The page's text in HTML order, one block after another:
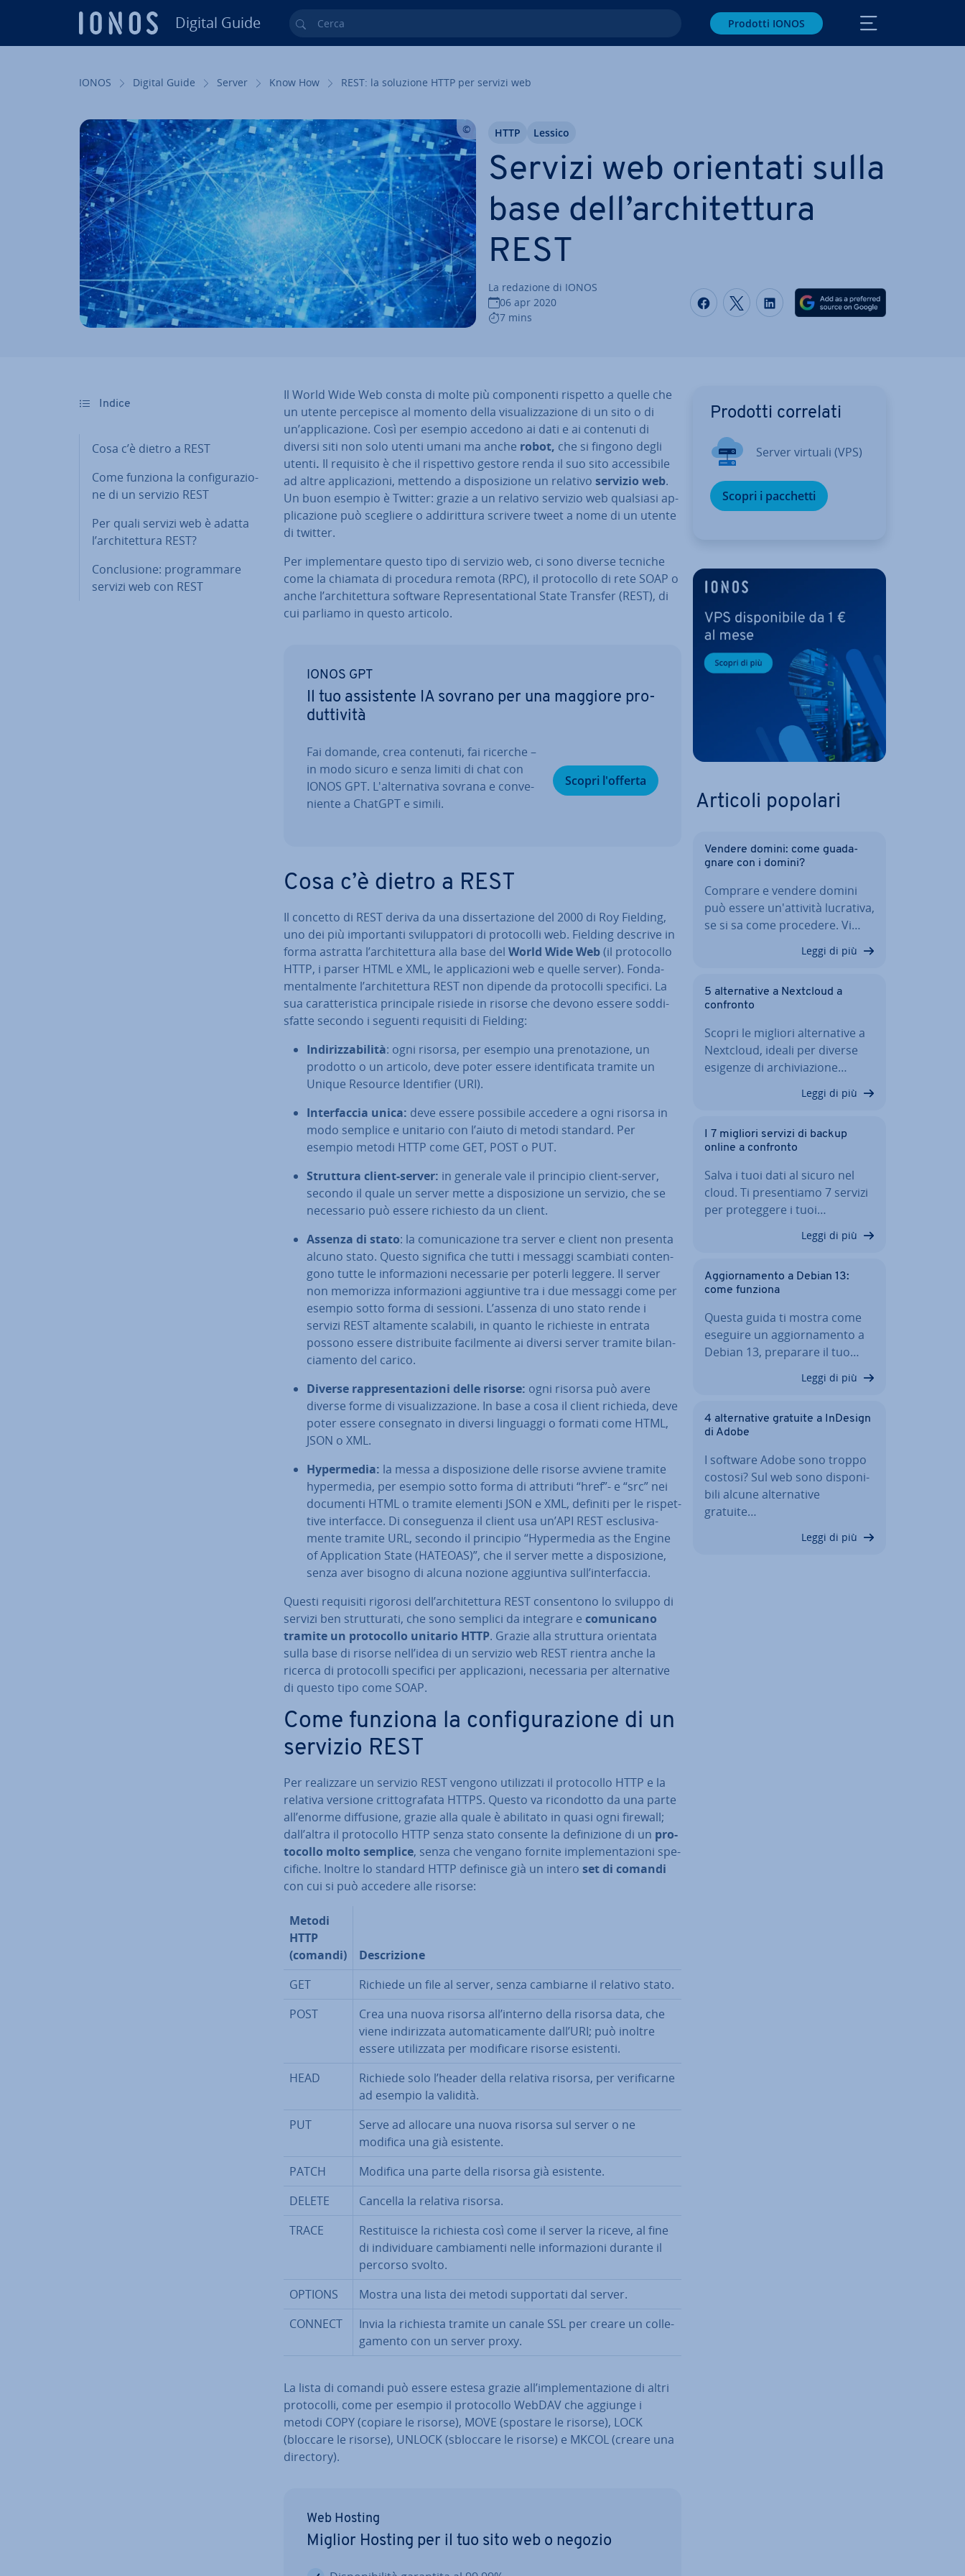
Digital Guide Cerca Prodotti IONOS
IONOS Digital Guide Server Know How REST: la soluzione HTTP per servizi web
Servizi web orientati sulla
base dell’ar­chi­tet­tu­ra
REST
La redazione di IONOS
06 apr 2020
7 mins
Condividi via Facebook
Condividi via Twitter
Condividi via LinkedIN
HTTP Lessico
Indice
Cosa c’è dietro a REST
Come funziona la con­fi­gu­ra­zio­
ne di un servizio REST
Per quali servizi web è adatta
l’ar­chi­tet­tu­ra REST?
Con­clu­sio­ne: pro­gram­ma­re
servizi web con REST
Il World Wide Web consta di molte più com­po­nen­ti rispetto a quelle che
un utente per­ce­pi­sce al momento della vi­sua­liz­za­zio­ne di un sito o di
un’ap­pli­ca­zio­ne. Così per esempio accedono ai dati e ai contenuti di
diversi siti non solo utenti umani ma anche robot, che si fingono degli
utenti. Il requisito è che il ri­spet­ti­vo gestore renda il suo sito ac­ces­si­bi­le
ad altre ap­pli­ca­zio­ni, mettendo a di­spo­si­zio­ne un relativo servizio web.
Un buon esempio è Twitter: grazie a un relativo servizio web qualsiasi ap­
pli­ca­zio­ne può scegliere o ad­di­rit­tu­ra scrivere tweet a nome di un utente
di twitter.
Per im­ple­men­ta­re questo tipo di servizio web, ci sono diverse tecniche
come la chiamata di procedura remota (RPC), il pro­to­col­lo di rete SOAP o
anche l’ar­chi­tet­tu­ra software Re­pre­sen­ta­tio­nal State Transfer (REST), di
cui parliamo in questo articolo.
IONOS GPT
Il tuo as­si­sten­te IA sovrano per una maggiore pro­
dut­ti­vi­tà
Fai domande, crea contenuti, fai ricerche –
in modo sicuro e senza limiti di chat con
IONOS GPT. L'al­ter­na­ti­va sovrana e con­ve­
nien­te a ChatGPT e simili.
Scopri l'offerta
Cosa c’è dietro a REST
Il concetto di REST deriva da una dis­ser­ta­zio­ne del 2000 di Roy Fielding,
uno dei più im­por­tan­ti svi­lup­pa­to­ri di pro­to­col­li web. Fielding descrive in
forma astratta l’ar­chi­tet­tu­ra alla base del World Wide Web(il pro­to­col­lo
HTTP, i parser HTML e XML, le ap­pli­ca­zio­ni web e quelle server). Fon­da­
men­tal­men­te l’ar­chi­tet­tu­ra REST non dipende da pro­to­col­li specifici. La
sua ca­rat­te­ri­sti­ca prin­ci­pa­le risiede in risorse che devono essere sod­di­
sfat­te secondo i seguenti requisiti di Fielding:
In­di­riz­za­bi­li­tà: ogni risorsa, per esempio una pre­no­ta­zio­ne, un
prodotto o un articolo, deve poter essere iden­ti­fi­ca­ta tramite un
Unique Resource Iden­ti­fier (URI).
In­ter­fac­cia unica: deve essere possibile accedere a ogni risorsa in
modo semplice e unitario con l’aiuto di metodi standard. Per
esempio metodi HTTP come GET, POST o PUT.
Struttura client-server: in generale vale il principio client-server,
secondo il quale un server mette a di­spo­si­zio­ne un servizio, che se
ne­ces­sa­rio può essere richiesto da un client.
Assenza di stato: la co­mu­ni­ca­zio­ne tra server e client non presenta
alcuno stato. Questo significa che tutti i messaggi scambiati con­ten­
go­no tutte le in­for­ma­zio­ni ne­ces­sa­rie per poterli leggere. Il server
non memorizza in­for­ma­zio­ni ag­giun­ti­ve tra i due messaggi come per
esempio sotto forma di sessioni. L’assenza di uno stato rende i
servizi REST altamente scalabili, in quanto le richieste in entrata
possono essere di­stri­bui­te fa­cil­men­te ai diversi server tramite bi­lan­
cia­men­to del carico.
Diverse rap­pre­sen­ta­zio­ni delle risorse: ogni risorsa può avere
diverse forme di vi­sua­liz­za­zio­ne. In base a cosa il client richieda, deve
poter essere con­se­gna­to in diversi linguaggi o formati come HTML,
JSON o XML.
Hy­per­me­dia: la messa a di­spo­si­zio­ne delle risorse avviene tramite
hy­per­me­dia, per esempio sotto forma di attributi “href”- e “src” nei
documenti HTML o tramite elementi JSON e XML, definiti per le ri­spet­
ti­ve in­ter­fac­ce. Di con­se­guen­za il client usa un’API REST esclu­si­va­
men­te tramite URL, secondo il principio “Hy­per­me­dia as the Engine
of Ap­pli­ca­tion State (HATEOAS)”, che il server mette a di­spo­si­zio­ne,
senza aver bisogno di alcuna nozione ag­giun­ti­va sull’in­ter­fac­cia.
Questi requisiti rigorosi dell’ar­chi­tet­tu­ra REST con­sen­to­no lo sviluppo di
servizi ben strut­tu­ra­ti, che sono semplici da integrare e co­mu­ni­ca­no
tramite un pro­to­col­lo unitario HTTP. Grazie alla struttura orientata
sulla base di risorse nell’idea di un servizio web REST rientra anche la
ricerca di pro­to­col­li specifici per ap­pli­ca­zio­ni, ne­ces­sa­ria per al­ter­na­ti­ve
di questo tipo come SOAP.
Come funziona la con­fi­gu­ra­zio­ne di un
servizio REST
Per rea­liz­za­re un servizio REST vengono uti­liz­za­ti il pro­to­col­lo HTTP e la
relativa versione crit­to­gra­fa­ta HTTPS. Questo va ri­con­dot­to da una parte
all’enorme dif­fu­sio­ne, grazie alla quale è abilitato in quasi ogni firewall;
dall’altra il pro­to­col­lo HTTP senza stato consente la de­fi­ni­zio­ne di un pro­
to­col­lo molto semplice, senza che vengano fornite im­ple­men­ta­zio­ni spe­
ci­fi­che. Inoltre lo standard HTTP definisce già un intero set di comandi
con cui si può accedere alle risorse:
Metodi
HTTP
(comandi)
De­scri­zio­ne
GET
Richiede un file al server, senza cambiarne il relativo stato.
POST
Crea una nuova risorsa all’interno della risorsa data, che
viene in­di­riz­za­ta au­to­ma­ti­ca­men­te dall’URI; può inoltre
essere uti­liz­za­ta per mo­di­fi­ca­re risorse esistenti.
HEAD
Richiede solo l’header della relativa risorsa, per ve­ri­fi­car­ne
ad esempio la validità.
PUT
Serve ad allocare una nuova risorsa sul server o ne
modifica una già esistente.
PATCH
Modifica una parte della risorsa già esistente.
DELETE
Cancella la relativa risorsa.
TRACE
Re­sti­tui­sce la richiesta così come il server la riceve, al fine
di in­di­vi­dua­re cam­bia­men­ti nelle in­for­ma­zio­ni durante il
percorso svolto.
OPTIONS
Mostra una lista dei metodi sup­por­ta­ti dal server.
CONNECT
Invia la richiesta tramite un canale SSL per creare un col­le­
ga­men­to con un server proxy.
La lista di comandi può essere estesa grazie all’im­ple­men­ta­zio­ne di altri
pro­to­col­li, come per esempio il pro­to­col­lo WebDAV che aggiunge i
metodi COPY (copiare le risorse), MOVE (spostare le risorse), LOCK
(bloccare le risorse), UNLOCK (sbloccare le risorse) e MKCOL (creare una
directory).
Web Hosting
Miglior Hosting per il tuo sito web o negozio
Prodotti correlati
Server virtuali (VPS)
Scopri i pacchetti
Articoli popolari
Vendere domini: come gua­da­
gna­re con i domini?
Comprare e vendere domini
può essere un'at­ti­vi­tà lucrativa,
se si sa come procedere. Vi…
Leggi di più
5 al­ter­na­ti­ve a Nextcloud a
confronto
Scopri le migliori al­ter­na­ti­ve a
Nextcloud, ideali per diverse
esigenze di ar­chi­via­zio­ne…
Leggi di più
I 7 migliori servizi di backup
online a confronto
Salva i tuoi dati al sicuro nel
cloud. Ti pre­sen­tia­mo 7 servizi
per pro­teg­ge­re i tuoi…
Leggi di più
Ag­gior­na­men­to a Debian 13:
come funziona
Questa guida ti mostra come
eseguire un ag­gior­na­men­to a
Debian 13, preparare il tuo…
Leggi di più
4 al­ter­na­ti­ve gratuite a InDesign
di Adobe
I software Adobe sono troppo
costosi? Sul web sono di­spo­ni­
bi­li alcune al­ter­na­ti­ve
gratuite…
Leggi di più